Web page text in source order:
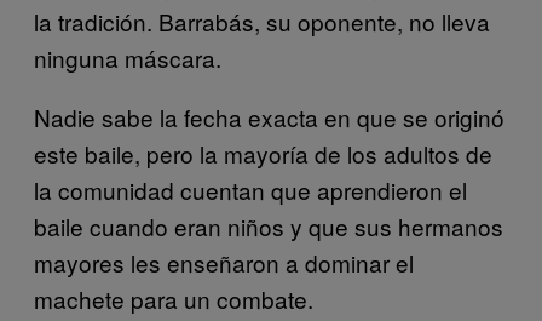
la tradición. Barrabás, su oponente, no lleva
ninguna máscara.
Nadie sabe la fecha exacta en que se originó
este baile, pero la mayoría de los adultos de
la comunidad cuentan que aprendieron el
baile cuando eran niños y que sus hermanos
mayores les enseñaron a dominar el
machete para un combate.